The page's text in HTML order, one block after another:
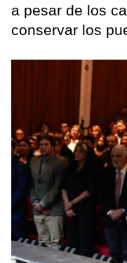
a pesar de los
conservar los